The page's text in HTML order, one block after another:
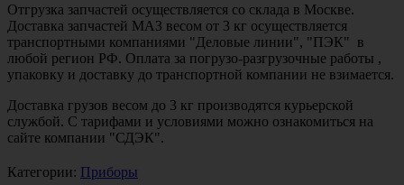
Отгрузка запчастей осуществляется со склада в Москве.
Доставка запчастей МАЗ весом от 3 кг осуществляется
транспортными компаниями "Деловые линии", "ПЭК" в
любой регион РФ. Оплата за погрузо-разгрузочные работы ,
упаковку и доставку до транспортной компании не взимается.
Доставка грузов весом до 3 кг производятся курьерской
службой. С тарифами и условиями можно ознакомиться на
сайте компании "СДЭК".
Категории: Приборы